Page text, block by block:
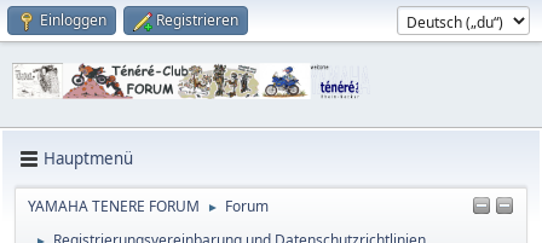
Einloggen Registrieren
Hauptmenü
YAMAHA TENERE FORUM ► Forum